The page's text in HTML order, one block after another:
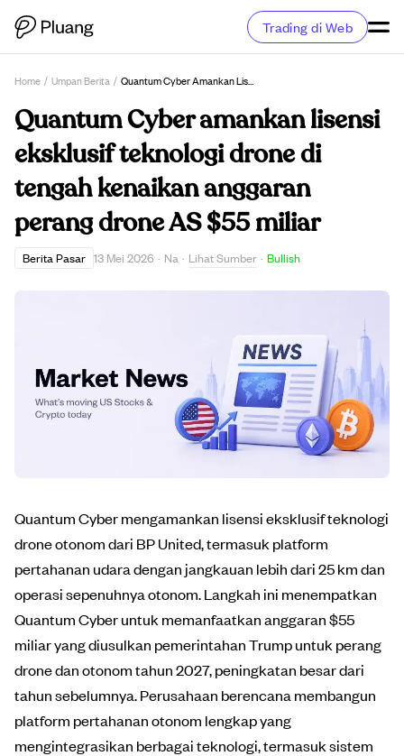
Trading di Web
Home / Umpan Berita / Quantum Cyber Amankan Lisensi Eksklusif Teknologi Drone Di Tengah Kenaikan Anggaran Perang Drone AS $55 Miliar
Quantum Cyber amankan lisensi
eksklusif teknologi drone di
tengah kenaikan anggaran
perang drone AS $55 miliar
Berita Pasar 13 Mei 2026 · Na · Lihat Sumber · Bullish
Quantum Cyber mengamankan lisensi eksklusif teknologi
drone otonom dari BP United, termasuk platform
pertahanan udara dengan jangkauan lebih dari 25 km dan
operasi sepenuhnya otonom. Langkah ini menempatkan
Quantum Cyber untuk memanfaatkan anggaran $55
miliar yang diusulkan pemerintahan Trump untuk perang
drone dan otonom tahun 2027, peningkatan besar dari
tahun sebelumnya. Perusahaan berencana membangun
platform pertahanan otonom lengkap yang
mengintegrasikan berbagai teknologi, termasuk sistem